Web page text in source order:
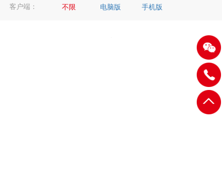
客户端：
不限 电脑版 手机版